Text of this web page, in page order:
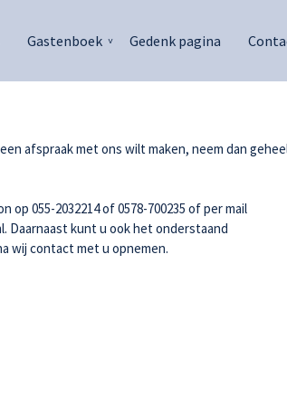
Gastenboek Gedenk pagina
afspraak met ons wilt maken, neem dan
op 055-2032214of0578-700235 of per mail
. Daarnaast kunt u ook het onderstaand
wij contact met u opnemen.